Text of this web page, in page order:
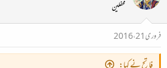
محفلین
فروری 21، 2016